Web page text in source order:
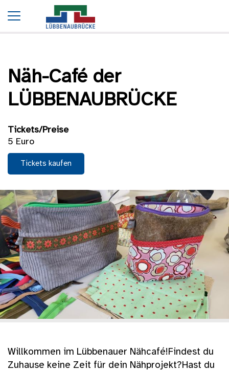
Startseite
Termine
Näh-Café der LÜBBENAUBRÜCKE
Näh-Café der
LÜBBENAUBRÜCKE
Tickets/Preise
5 Euro
Tickets kaufen
Willkommen im Lübbenauer Nähcafé!Findest du
Zuhause keine Zeit für dein Nähprojekt?Hast du